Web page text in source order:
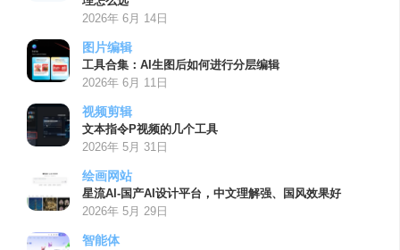
2026年 6月 14日
图片编辑
工具合集：AI生图后如何进行分层编辑
2026年 6月 11日
视频剪辑
文本指令P视频的几个工具
2026年 5月 31日
绘画网站
星流AI-国产AI设计平台，中文理解强、国风效果好
2026年 5月 29日
智能体